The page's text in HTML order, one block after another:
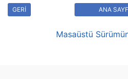
GERİ ANA
Masaüstü